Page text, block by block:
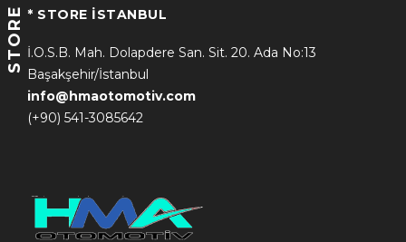
STORE * STORE İSTANBUL
İ.O.S.B. Mah. Dolapdere San. Sit. 20. Ada No:13
Başakşehir/İstanbul
info@hmaotomotiv.com
(+90) 541-3085642